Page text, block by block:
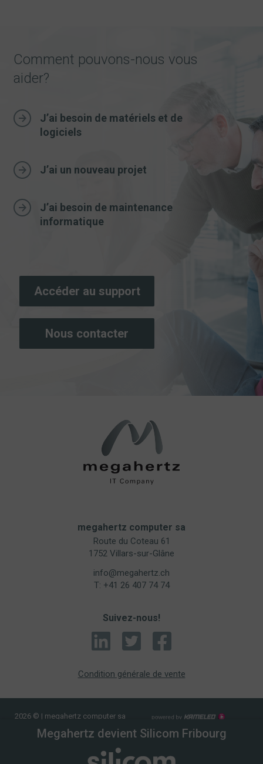
Megahertz devient Silicom Fribourg
Comment pouvons-nous vous
aider?
J’ai besoin de matériels et de
logiciels
J’ai un nouveau projet
J’ai besoin de maintenance
informatique
Accéder au support
Nous contacter
megahertz computer sa
Route du Coteau 61
1752 Villars-sur-Glâne
info@megahertz.ch
T: +41 26 407 74 74
Suivez-nous!
Condition générale de vente
2026 © | megahertz computer sa